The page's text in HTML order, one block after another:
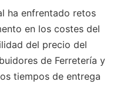
ha enfrentado retos
en los costes del
del precio del
de Ferretería y
tiempos de entrega